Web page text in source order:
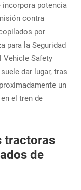
incorpora potencia
contra
por
para la Seguridad
Vehicle Safety
dar lugar, tras
un
el tren de
tractoras
de